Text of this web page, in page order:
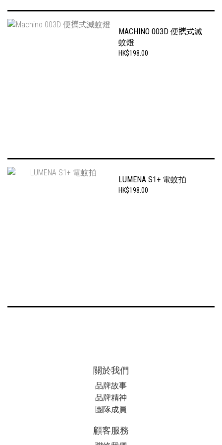
MACHINO 003D 便𢹂式滅
蚊燈
HK$198.00
LUMENA S1+ 電蚊拍
HK$198.00
關於我們
品牌故事
品牌精神
團隊成員
顧客服務